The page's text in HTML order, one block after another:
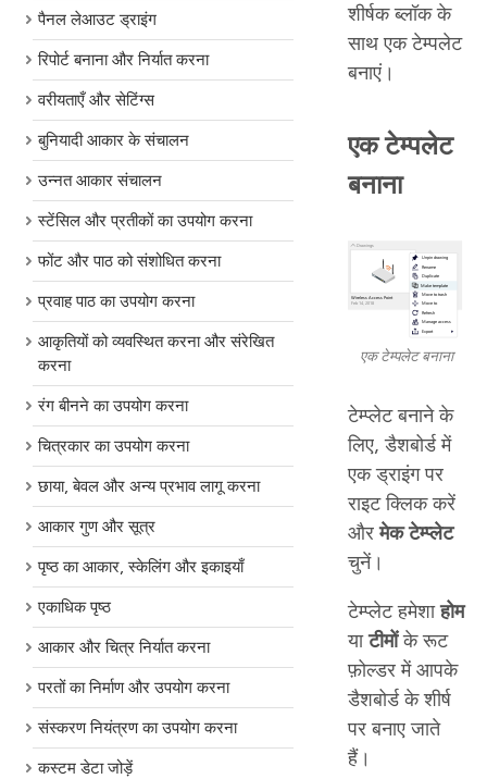
पैनल लेआउट ड्राइंग
रिपोर्ट बनाना और निर्यात करना
वरीयताएँ और सेटिंग्स
बुनियादी आकार के संचालन
उन्नत आकार संचालन
स्टेंसिल और प्रतीकों का उपयोग करना
फोंट और पाठ को संशोधित करना
प्रवाह पाठ का उपयोग करना
आकृतियों को व्यवस्थित करना और संरेखित
करना
रंग बीनने का उपयोग करना
चित्रकार का उपयोग करना
छाया, बेवल और अन्य प्रभाव लागू करना
आकार गुण और सूत्र
पृष्ठ का आकार, स्केलिंग और इकाइयाँ
एकाधिक पृष्ठ
आकार और चित्र निर्यात करना
परतों का निर्माण और उपयोग करना
संस्करण नियंत्रण का उपयोग करना
कस्टम डेटा जोड़ें
शीर्षक ब्लॉक के
साथ एक टेम्पलेट
बनाएं।
एक टेम्पलेट
बनाना
एक टेम्पलेट बनाना
टेम्प्लेट बनाने के
लिए, डैशबोर्ड में
एक ड्राइंग पर
राइट क्लिक करें
औरमेक टेम्प्लेट
चुनें।
टेम्प्लेट हमेशाहोम
याटीमोंके रूट
फ़ोल्डर में आपके
डैशबोर्ड के शीर्ष
पर बनाए जाते
हैं।